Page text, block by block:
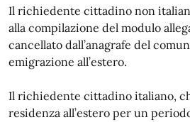
Il richiedente cittadino non
alla compilazione del modulo
cancellato dall’anagrafe del
emigrazione all’estero.
Il richiedente cittadino italiano,
residenza all’estero per un